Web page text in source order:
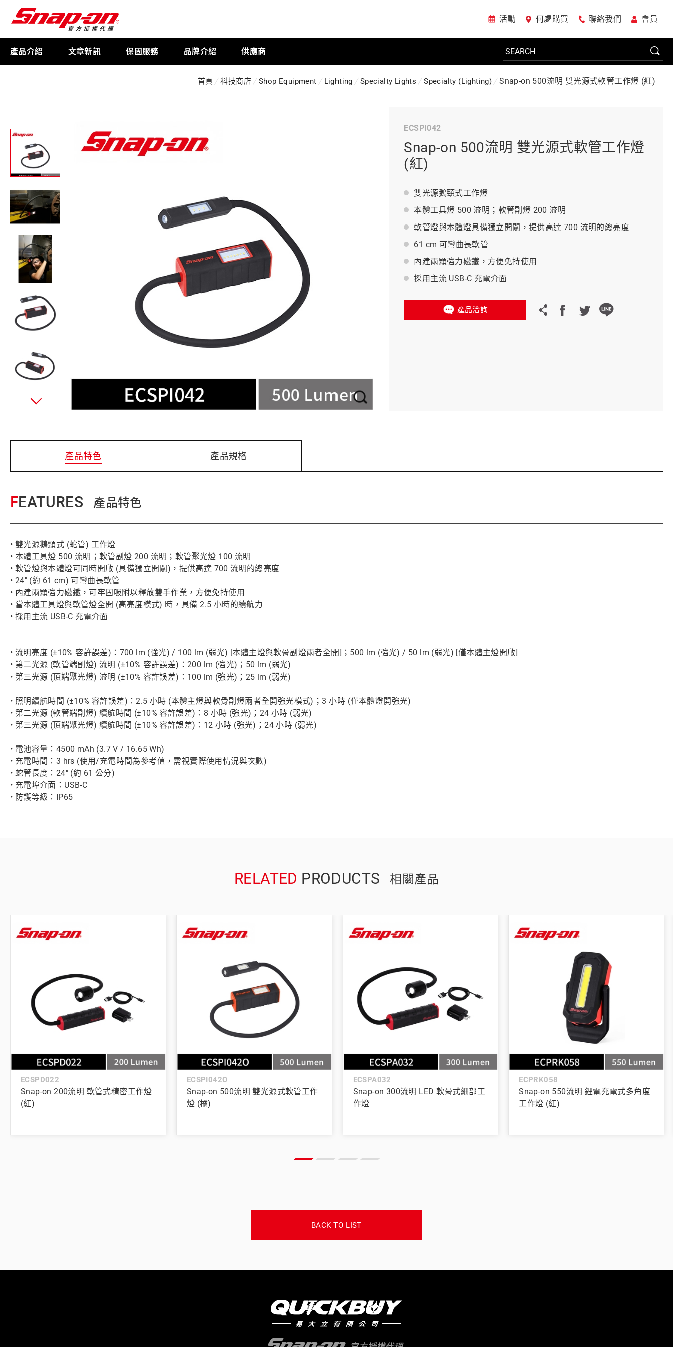
活動 何處購買 聯絡我們 會員
產品介紹
扭力扳手
美國JohnBean設備
BAHCO 瑞典魚牌
文章新訊 保固服務 品牌介紹 供應商
首頁 科技商店 Shop Equipment Lighting Specialty Lights Specialty (Lighting) Snap-on 500流明 雙光源式軟管工作燈 (紅)
ECSPI042
Snap-on 500流明 雙光源式軟管工作燈
(紅)
雙光源鵝頸式工作燈
本體工具燈 500 流明；軟管副燈 200 流明
軟管燈與本體燈具備獨立開關，提供高達 700 流明的總亮度
61 cm 可彎曲長軟管
內建兩顆強力磁鐵，方便免持使用
採用主流 USB-C 充電介面
產品洽詢
產品特色 產品規格
FEATURES 產品特色
• 雙光源鵝頸式 (蛇管) 工作燈
• 本體工具燈 500 流明；軟管副燈 200 流明；軟管聚光燈 100 流明
• 軟管燈與本體燈可同時開啟 (具備獨立開關)，提供高達 700 流明的總亮度
• 24" (約 61 cm) 可彎曲長軟管
• 內建兩顆強力磁鐵，可牢固吸附以釋放雙手作業，方便免持使用
• 當本體工具燈與軟管燈全開 (高亮度模式) 時，具備 2.5 小時的續航力
• 採用主流 USB-C 充電介面
• 流明亮度 (±10% 容許誤差)：700 lm (強光) / 100 lm (弱光) [本體主燈與軟骨副燈兩者全開]；500 lm (強光) / 50 lm (弱光) [僅本體主燈開啟]
• 第二光源 (軟管端副燈) 流明 (±10% 容許誤差)：200 lm (強光)；50 lm (弱光)
• 第三光源 (頂端聚光燈) 流明 (±10% 容許誤差)：100 lm (強光)；25 lm (弱光)
• 照明續航時間 (±10% 容許誤差)：2.5 小時 (本體主燈與軟骨副燈兩者全開強光模式)；3 小時 (僅本體燈開強光)
• 第二光源 (軟管端副燈) 續航時間 (±10% 容許誤差)：8 小時 (強光)；24 小時 (弱光)
• 第三光源 (頂端聚光燈) 續航時間 (±10% 容許誤差)：12 小時 (強光)；24 小時 (弱光)
• 電池容量：4500 mAh (3.7 V / 16.65 Wh)
• 充電時間：3 hrs (使用/充電時間為參考值，需視實際使用情況與次數)
• 蛇管長度：24" (約 61 公分)
• 充電埠介面：USB-C
• 防護等級：IP65
RELATED PRODUCTS 相關產品
ECSPD022
Snap-on 200流明 軟管式精密工作燈
(紅)
ECSPI042O
Snap-on 500流明 雙光源式軟管工作
燈 (橘)
ECSPA032
Snap-on 300流明 LED 軟骨式細部工
作燈
ECPRK058
Snap-on 550流明 鋰電充電式多角度
工作燈 (紅)
BACK TO LIST